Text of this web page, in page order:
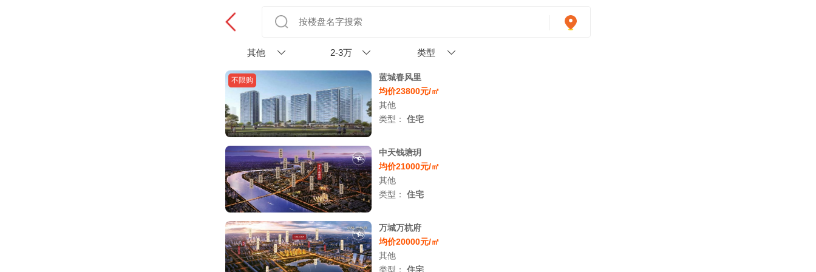
其他 2-3万 类型
不限购
蓝城春风里
均价23800元/㎡
其他
类型： 住宅
中天钱塘玥
均价21000元/㎡
其他
类型： 住宅
万城万杭府
均价20000元/㎡
其他
类型： 住宅